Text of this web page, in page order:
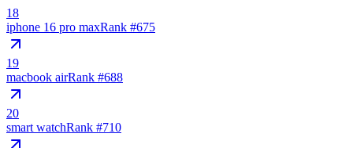
18
iphone 16 pro maxRank #675
19
macbook airRank #688
20
smart watchRank #710